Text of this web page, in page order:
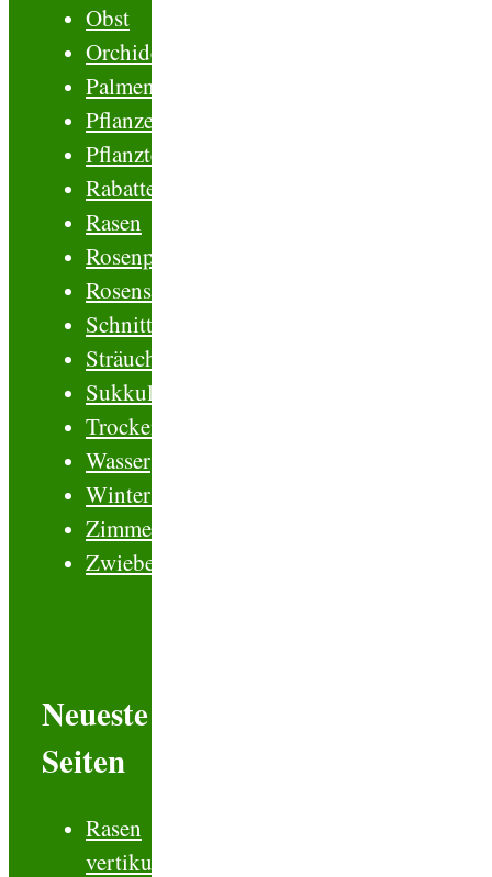
Obst
Orchideen
Palmen
Pflanzenschutz
Pflanztechnik
Rabatten
Rasen
Rosenpflegen
Rosensorten
Schnittblumen
Sträucher
Sukkulenten
Trockenblumen
Wasserpflanzen
Winterschutz
Zimmerpflanzen
Zwiebelblumen
Neueste
Seiten
Rasen
vertikutieren.